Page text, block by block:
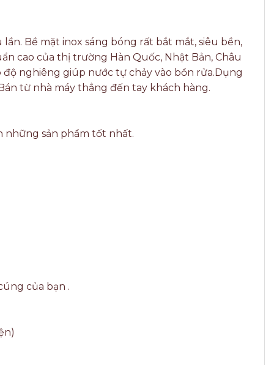
Bề mặt inox sáng bóng rất bắt mắt, siêu bền,
cao của thị trường Hàn Quốc, Nhật Bản, Châu
nghiêng giúp nước tự chảy vào bồn rửa.Dụng
từ nhà máy thẳng đến tay khách hàng.
những sản phẩm tốt nhất.
của bạn .